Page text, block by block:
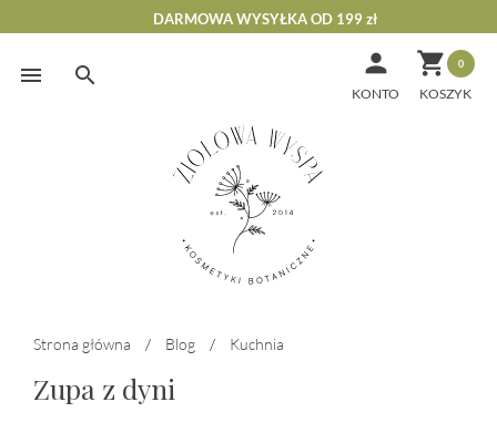
Skip
DARMOWA WYSYŁKA OD 199 zł
 0

KONTO
Strona główna / Blog / Kuchnia
Zupa z dyni